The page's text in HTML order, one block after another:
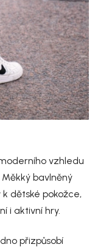
vzhledu
bavlněný
dětské pokožce,
i aktivní hry.
přizpůsobí